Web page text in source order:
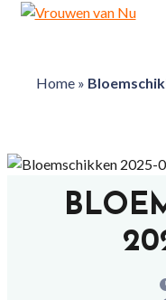
Home»